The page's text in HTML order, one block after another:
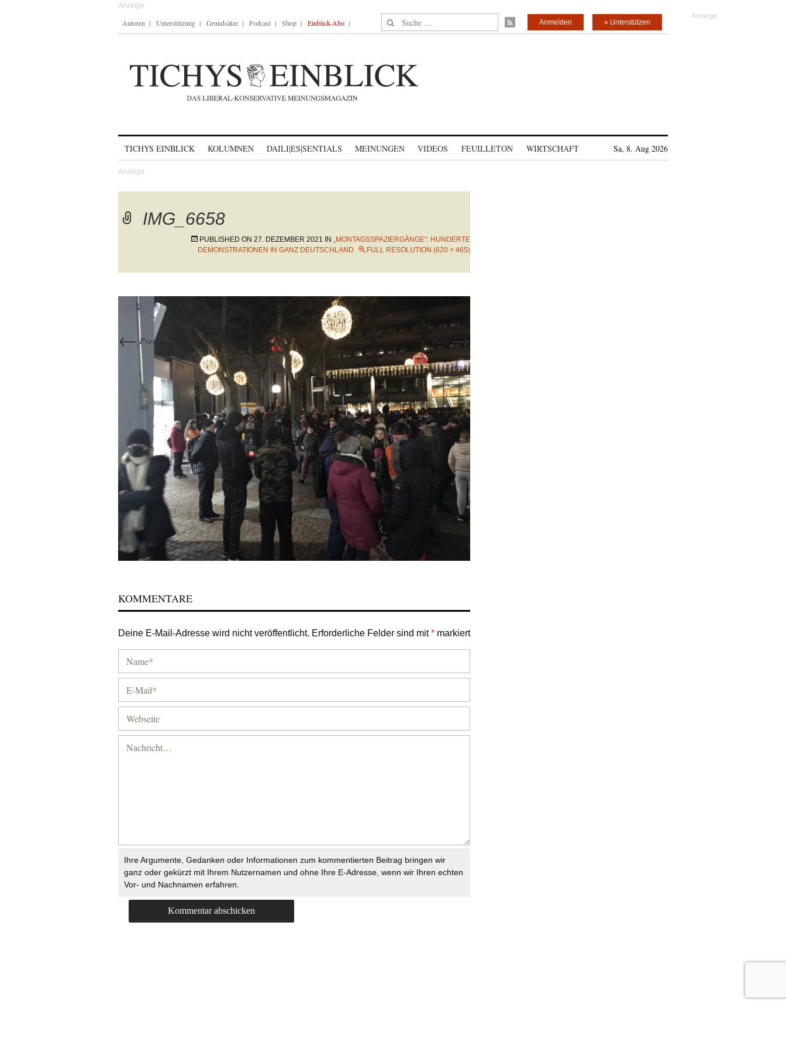
Autoren Unterstützung Grundsätze Podcast Shop Einblick-Abo Suche nach: » Unterstützen
Anmelden
TICHYS EINBLICK KOLUMNEN DAILI|ES|SENTIALS MEINUNGEN VIDEOS FEUILLETON WIRTSCHAFT Sa, 8. Aug 2026
IMG_6658
PUBLISHED ON 27. DEZEMBER 2021 IN „MONTAGSSPAZIERGÄNGE“: HUNDERTE
DEMONSTRATIONEN IN GANZ DEUTSCHLAND
FULL RESOLUTION (620 × 465)
← Previous Next →
KOMMENTARE
Deine E-Mail-Adresse wird nicht veröffentlicht. Erforderliche Felder sind mit* markiert
Ihre Argumente, Gedanken oder Informationen zum kommentierten Beitrag bringen wir
ganz oder gekürzt mit Ihrem Nutzernamen und ohne Ihre E-Adresse, wenn wir Ihren echten
Vor- und Nachnamen erfahren.